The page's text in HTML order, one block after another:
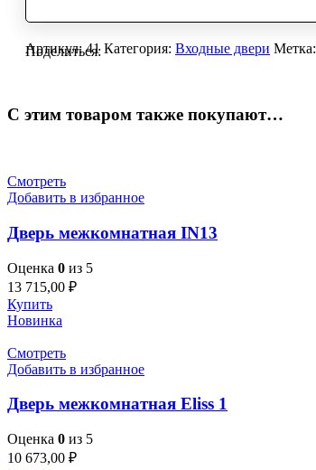
Артикул:41 Категория: Входные двери Метка:
Поделиться:
С этим товаром также покупают…
Смотреть
Добавить в избранное
Дверь межкомнатная IN13
Оценка 0 из 5
13 715,00 ₽
Купить
Новинка
Смотреть
Добавить в избранное
Дверь межкомнатная Eliss 1
Оценка 0 из 5
10 673,00 ₽